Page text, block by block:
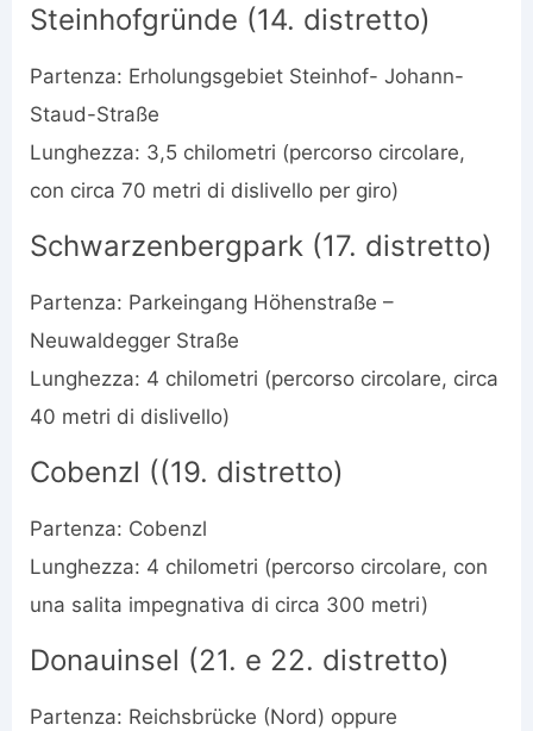
Steinhofgründe (14. distretto)
Partenza: Erholungsgebiet Steinhof- Johann-
Staud-Straße
Lunghezza: 3,5 chilometri (percorso circolare,
con circa 70 metri di dislivello per giro)
Schwarzenbergpark (17. distretto)
Partenza: Parkeingang Höhenstraße –
Neuwaldegger Straße
Lunghezza: 4 chilometri (percorso circolare, circa
40 metri di dislivello)
Cobenzl ((19. distretto)
Partenza: Cobenzl
Lunghezza: 4 chilometri (percorso circolare, con
una salita impegnativa di circa 300 metri)
Donauinsel (21. e 22. distretto)
Partenza: Reichsbrücke (Nord) oppure